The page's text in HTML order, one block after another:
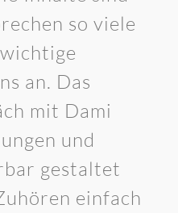
so viele
an. Das
mit Dami
und
gestaltet
einfach